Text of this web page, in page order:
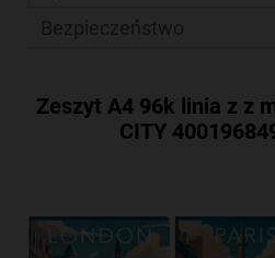
Zeszyt A4 96k linia z z
CITY